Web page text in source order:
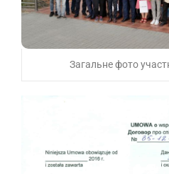
Загальне фото